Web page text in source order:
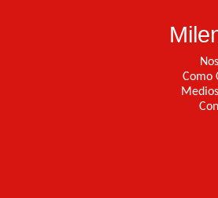
Como